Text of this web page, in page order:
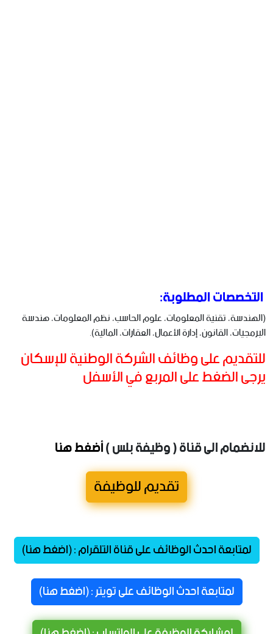
التخصصات المطلوبة:
(الهندسة، تقنية المعلومات، علوم الحاسب، نظم المعلومات، هندسة
البرمجيات، القانون، إدارة الأعمال، العقارات، المالية).
للتقديم على وظائف الشركة الوطنية للإسكان
يرجى الضغط على المربع في الأسفل
للانضمام الى قناة ( وظيفة بلس )أضغط هنا
تقديم للوظيفة
لمتابعة احدث الوظائف على قناة التلقرام : (اضغط هنا)
لمتابعة احدث الوظائف على تويتر : (اضغط هنا)